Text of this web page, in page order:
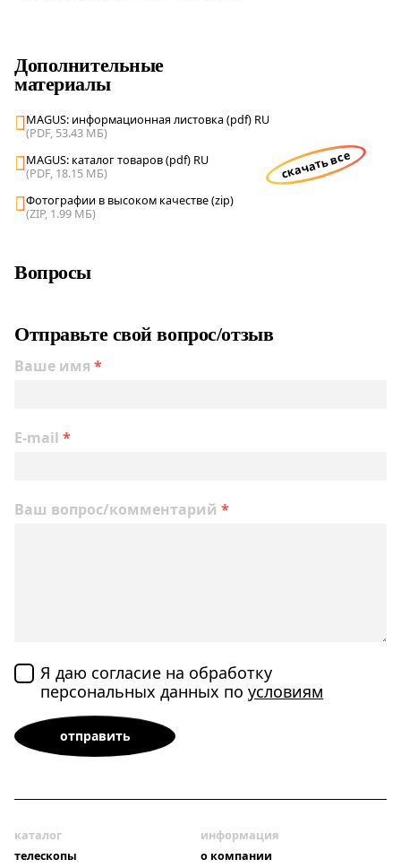
Дополнительные
материалы
MAGUS: информационная листовка (pdf) RU
(PDF, 53.43 МБ)
MAGUS: каталог товаров (pdf) RU
(PDF, 18.15 МБ)
Фотографии в высоком качестве (zip)
(ZIP, 1.99 МБ)
скачать все
Вопросы
Отправьте свой вопрос/отзыв
Ваше имя *
E-mail *
Ваш вопрос/комментарий *
Я даю согласие на обработку
персональных данных поусловиям
каталог
телескопы
информация
о компании